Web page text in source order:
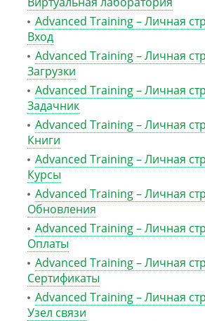
Advanced Training – Личная
Вход
Advanced Training – Личная
Загрузки
Advanced Training – Личная
Задачник
Advanced Training – Личная
Книги
Advanced Training – Личная
Курсы
Advanced Training – Личная
Обновления
Advanced Training – Личная
Оплаты
Advanced Training – Личная
Сертификаты
Advanced Training – Личная
Узел связи